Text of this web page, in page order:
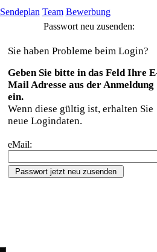
Sendeplan Team Bewerbung
Passwort neu zusenden:
Sie haben Probleme beim Login?
Geben Sie bitte in das Feld Ihre
Mail Adresse aus der Anmeldung
ein.
Wenn diese gültig ist, erhalten Sie
neue Logindaten.
eMail: